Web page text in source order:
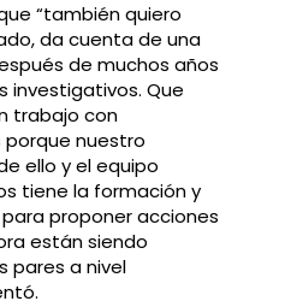
“también quiero
da cuenta de una
de muchos años
investigativos. Que
trabajo con
nuestro
ello y el equipo
tiene la formación y
proponer acciones
están siendo
pares a nivel